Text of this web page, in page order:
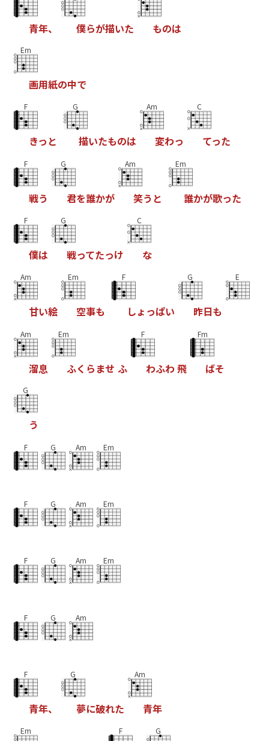
青年、 僕らが描いた ものは
Em
画用紙の中で
F
きっ と
G
描いたものは
Am
変わっ
C
てった
F
戦う
G
君を誰かが
Am
笑う と
Em
誰かが歌った
F
僕は
G
戦ってたっけ
C
な
Am
甘い絵
Em
空事も
F
しょ っぱい
G
昨日も
E
Am
溜息
Em
ふく ら ませ ふ
F
わふわ飛
Fm
ばそ
G
う
F G Am Em
F G Am Em
F G Am Em
F G Am
F
青年、
G
夢に破れた
Am
青年
Em F G